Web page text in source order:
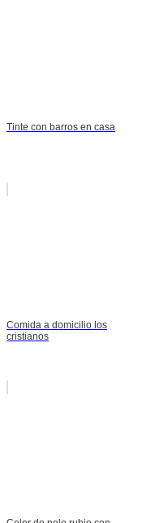
Tinte con barros en casa
Comida a domicilio los
cristianos